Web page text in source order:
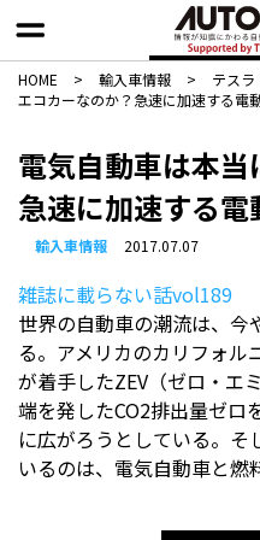
HOME > 輸入車情報 > テスラ
エコカーなのか？急速に加速する電
電気自動車は本当
急速に加速する
輸入車情報 2017.07.07
雑誌に載らない話vol189
世界の自動車の潮流は、今
る。アメリカのカリフォル
が着手したZEV（ゼロ・エ
端を発したCO2排出量ゼロ
に広がろうとしている。そ
いるのは、電気自動車と燃